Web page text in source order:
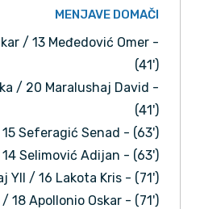
MENJAVE DOMAČI
/ 13 Međedović Omer -
(41')
/ 20 Maralushaj David -
(41')
Seferagić Senad - (63')
Selimović Adijan - (63')
Yll / 16 Lakota Kris - (71')
18 Apollonio Oskar - (71')